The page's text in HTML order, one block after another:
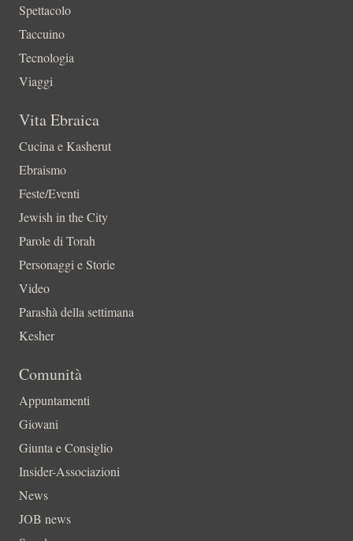
Spettacolo
Taccuino
Tecnologia
Viaggi
Vita Ebraica
Cucina e Kasherut
Ebraismo
Feste/Eventi
Jewish in the City
Parole di Torah
Personaggi e Storie
Video
Parashà della settimana
Kesher
Comunità
Appuntamenti
Giovani
Giunta e Consiglio
Insider-Associazioni
News
JOB news